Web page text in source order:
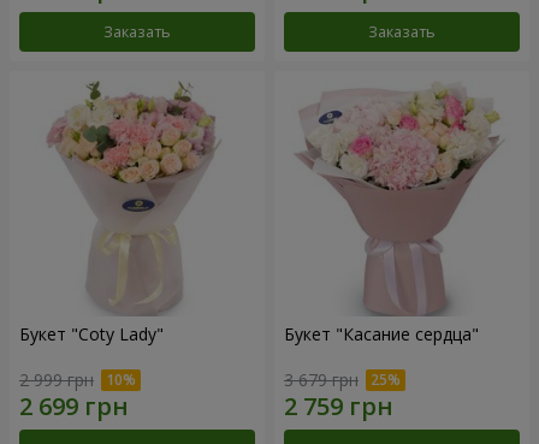
Заказать Заказать
Букет "Coty Lady"
2 999 грн
Букет "Касание сердца"
3 679 грн